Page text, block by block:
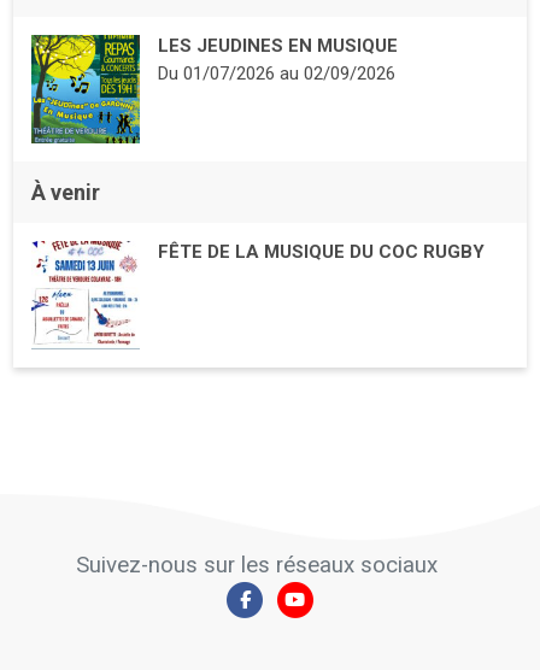
LES JEUDINES EN MUSIQUE
Du 01/07/2026au 02/09/2026
À venir
FÊTE DE LA MUSIQUE DU COC RUGBY
Suivez-nous sur les réseaux sociaux